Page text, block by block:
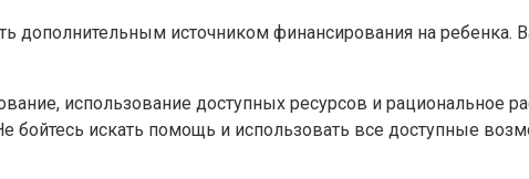
дополнительным источником финансирования на
использование доступных ресурсов и рациональное
бойтесь искать помощь и использовать все доступные